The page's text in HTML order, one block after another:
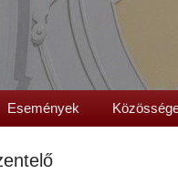
Események